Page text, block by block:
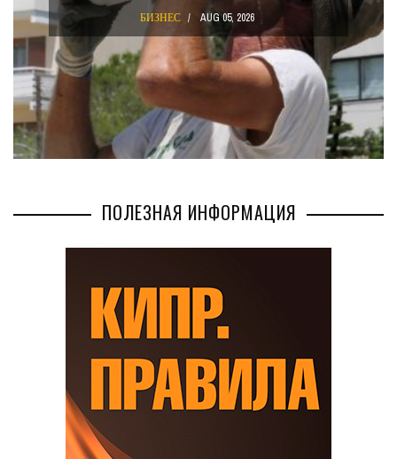
КОМПАНИЙ
БИЗНЕС AUG 02, 2026
ПОЛЕЗНАЯ ИНФОРМАЦИЯ